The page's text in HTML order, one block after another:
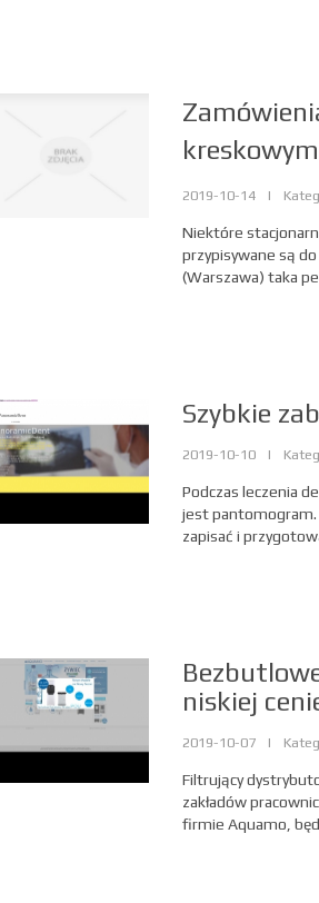
2019-10-14 |
Niektóre
przypisywane są
(Warszawa) taka
Szybkie
2019-10-10 |
Podczas leczenia
jest pantomogram.
zapisać i
niskiej
2019-10-07 |
Filtrujący
zakładów
firmie Aquamo,